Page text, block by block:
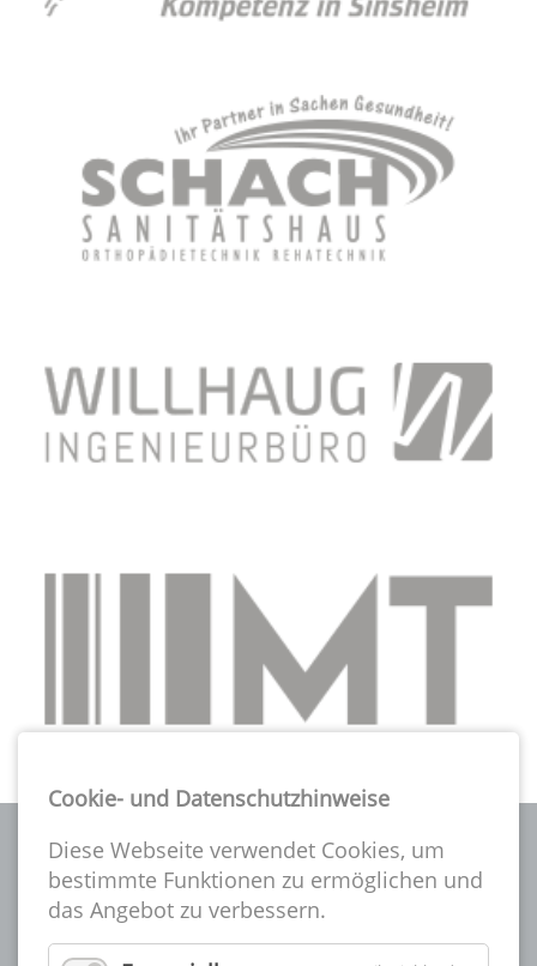
Die A-CSI gibt es seit über 25 Jahren und ist eine
Cookie- und Datenschutzhinweise
Diese Webseite verwendet Cookies, um
bestimmte Funktionen zu ermöglichen und
das Angebot zu verbessern.